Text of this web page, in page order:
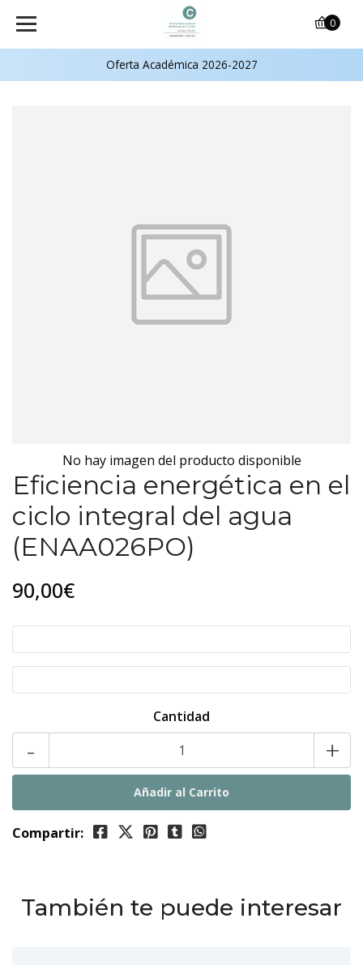
Oferta Académica 2026-2027
0
No hay imagen del producto disponible
Eficiencia energética en el
ciclo integral del agua
(ENAA026PO)
90,00€
Cantidad
- +
Compartir:
También te puede interesar